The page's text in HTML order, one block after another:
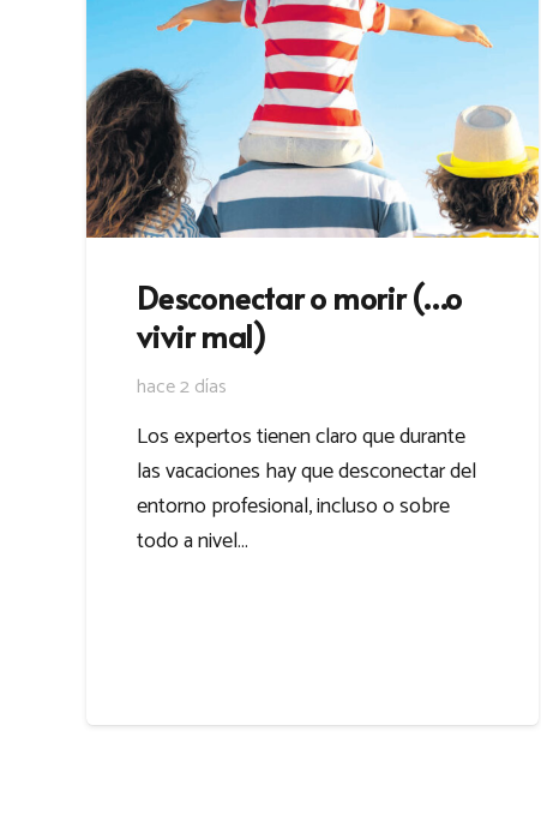
Desconectar o morir (…o
vivir mal)
hace 2 días
Los expertos tienen claro que durante
las vacaciones hay que desconectar del
entorno profesional, incluso o sobre
todo a nivel…